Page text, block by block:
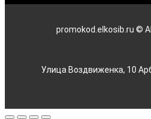
promokod.elkosib.ru ©
Улица Воздвиженка, 10